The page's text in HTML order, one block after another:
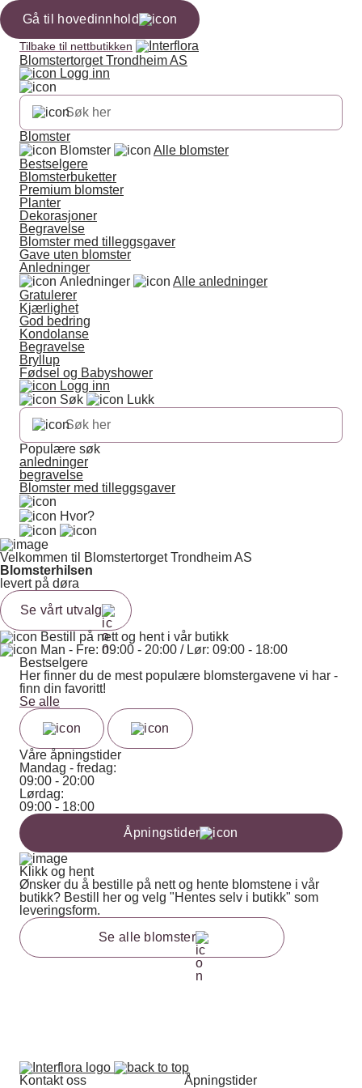
Gå til hovedinnhold
Tilbake til nettbutikken
Blomstertorget Trondheim AS
Logg inn
Blomster
Blomster
Alle blomster
Bestselgere
Blomsterbuketter
Premium blomster
Planter
Dekorasjoner
Begravelse
Blomster med tilleggsgaver
Gave uten blomster
Anledninger
Anledninger
Alle anledninger
Gratulerer
Kjærlighet
God bedring
Kondolanse
Begravelse
Bryllup
Fødsel og Babyshower
Logg inn
Søk
Lukk
Populære søk
anledninger
begravelse
Blomster med tilleggsgaver
Hvor?
Velkommen til Blomstertorget Trondheim AS
Blomsterhilsen
levert på døra
Se vårt utvalg
Bestill på nett og hent i vår butikk
Man - Fre: 09:00 - 20:00 / Lør: 09:00 - 18:00
Bestselgere
Her finner du de mest populære blomstergavene vi har -
finn din favoritt!
Se alle
Våre åpningstider
Mandag - fredag:
09:00 - 20:00
Lørdag:
09:00 - 18:00
Åpningstider
Klikk og hent
Ønsker du å bestille på nett og hente blomstene i vår
butikk? Bestill her og velg "Hentes selv i butikk" som
leveringsform.
Se alle blomster
Kontakt oss
Åpningstider